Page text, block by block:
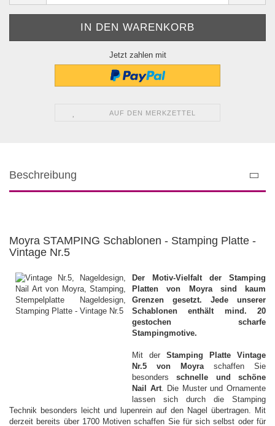
Jetzt zahlen mit
AUF DEN MERKZETTEL
Beschreibung
Moyra STAMPING Schablonen - Stamping Platte -
Vintage Nr.5
Der Motiv-Vielfalt der Stamping
Platten von Moyra sind kaum
Grenzen gesetzt. Jede unserer
Schablonen enthält mind. 20
gestochen scharfe
Stampingmotive.
Mit der Stamping Platte Vintage
Nr.5 von Moyra schaffen Sie
besondersschnelle und schöne
Nail Art. Die Muster und Ornamente
lassen sich durch die Stamping
Technik besonders leicht und lupenrein auf den Nagel übertragen. Mit
derzeit bereits über 1700 Motiven schaffen Sie für sich selbst oder für